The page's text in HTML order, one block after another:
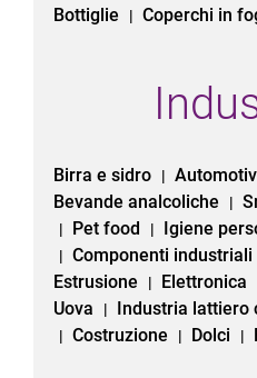
Bottiglie | Coperchi in
Birra e sidro |
Bevande analcoliche |
| Pet food | Igiene
| Componenti industriali
Estrusione | Elettronica
Uova | Industria lattiero
| Costruzione | Dolci |